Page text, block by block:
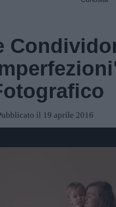
il 19 aprile 2016